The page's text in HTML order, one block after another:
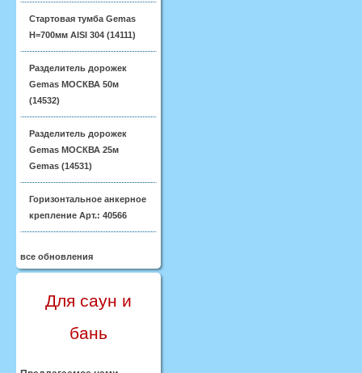
Стартовая тумба Gemas
H=700мм AISI 304 (14111)
Разделитель дорожек
Gemas МОСКВА 50м
(14532)
Разделитель дорожек
Gemas МОСКВА 25м
Gemas (14531)
Горизонтальное анкерное
крепление Арт.: 40566
все обновления
Для саун и
бань